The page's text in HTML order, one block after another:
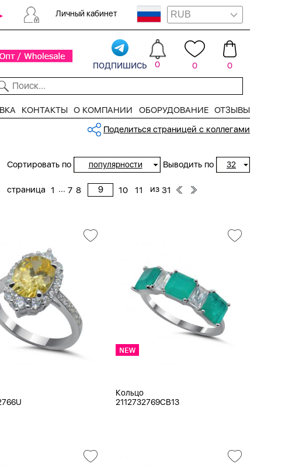
Личный кабинет
подпишись 0 0 0
КОНТАКТЫ О КОМПАНИИ ОБОРУДОВАНИЕ ОТЗЫВЫ
Поделиться страницей с коллегами
Сортировать по популярности Выводить по 32
страница 1 ... 7 8 10 11 из 31
Кольцо
2112732769CB13